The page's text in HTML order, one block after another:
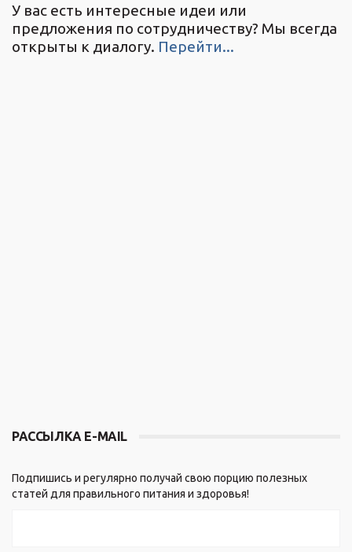
У вас есть интересные идеи или
предложения по сотрудничеству? Мы всегда
открыты к диалогу. Перейти...
РАССЫЛКА E-MAIL
Подпишись и регулярно получай свою порцию полезных
статей для правильного питания и здоровья!